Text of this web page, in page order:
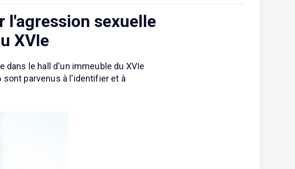
l'agression sexuelle
XVIe
dans le hall d'un immeuble du XVIe
sont parvenus à l'identifier et à